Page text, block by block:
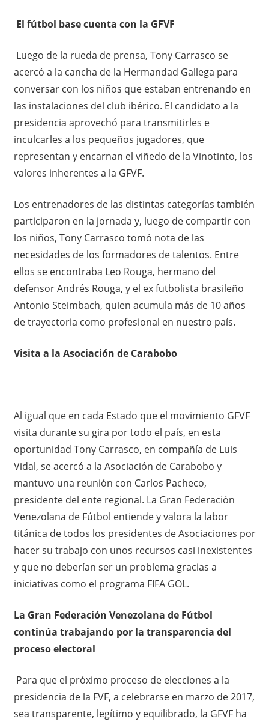
El fútbol base cuenta con la GFVF
Luego de la rueda de prensa, Tony Carrasco se
acercó a la cancha de la Hermandad Gallega para
conversar con los niños que estaban entrenando en
las instalaciones del club ibérico. El candidato a la
presidencia aprovechó para transmitirles e
inculcarles a los pequeños jugadores, que
representan y encarnan el viñedo de la Vinotinto, los
valores inherentes a la GFVF.
Los entrenadores de las distintas categorías también
participaron en la jornada y, luego de compartir con
los niños, Tony Carrasco tomó nota de las
necesidades de los formadores de talentos. Entre
ellos se encontraba Leo Rouga, hermano del
defensor Andrés Rouga, y el ex futbolista brasileño
Antonio Steimbach, quien acumula más de 10 años
de trayectoria como profesional en nuestro país.
Visita a la Asociación de Carabobo
Al igual que en cada Estado que el movimiento GFVF
visita durante su gira por todo el país, en esta
oportunidad Tony Carrasco, en compañía de Luis
Vidal, se acercó a la Asociación de Carabobo y
mantuvo una reunión con Carlos Pacheco,
presidente del ente regional. La Gran Federación
Venezolana de Fútbol entiende y valora la labor
titánica de todos los presidentes de Asociaciones por
hacer su trabajo con unos recursos casi inexistentes
y que no deberían ser un problema gracias a
iniciativas como el programa FIFA GOL.
La Gran Federación Venezolana de Fútbol
continúa trabajando por la transparencia del
proceso electoral
Para que el próximo proceso de elecciones a la
presidencia de la FVF, a celebrarse en marzo de 2017,
sea transparente, legítimo y equilibrado, la GFVF ha